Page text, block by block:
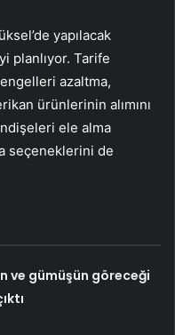
yapılacak
planlıyor. Tarife
azaltma,
ürünlerinin alımını
ele alma
seçeneklerini de
ve gümüşün göreceği